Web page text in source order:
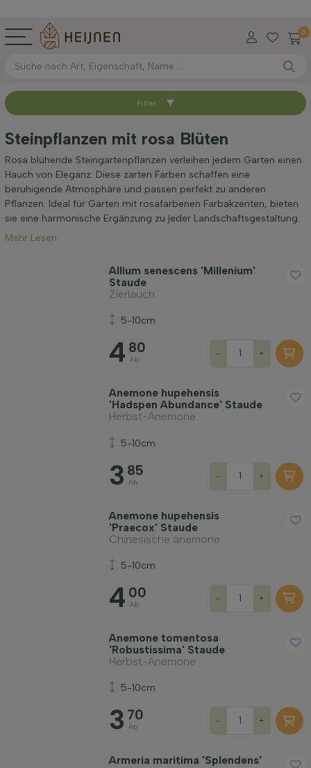
0
Sortieren nach
Verfügbar
Höhe bei Lieferung (cm)
Maximale Höhe (cm)
Widerstandsfähigkeit
Filter
Steinpflanzen mit rosa Blüten
Rosa blühende Steingartenpflanzen verleihen jedem Garten einen
Hauch von Eleganz. Diese zarten Farben schaffen eine
beruhigende Atmosphäre und passen perfekt zu anderen
Pflanzen. Ideal für Gärten mit rosafarbenen Farbakzenten, bieten
sie eine harmonische Ergänzung zu jeder Landschaftsgestaltung.
Mehr Lesen
Allium senescens 'Millenium'
Staude
Zierlauch
5-10cm
4 80
Ab
- +
Anemone hupehensis
'Hadspen Abundance' Staude
Herbst-Anemone
5-10cm
3 85
Ab
- +
Anemone hupehensis
'Praecox' Staude
Chinesische anemone
5-10cm
4 00
Ab
- +
Anemone tomentosa
'Robustissima' Staude
Herbst-Anemone
5-10cm
3 70
Ab
- +
Armeria maritima 'Splendens'